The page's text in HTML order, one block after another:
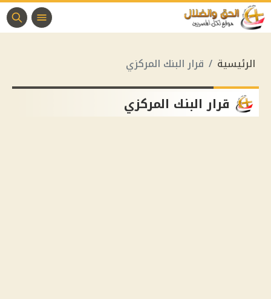
الرئيسية قرار البنك المركزي
قرار البنك المركزي